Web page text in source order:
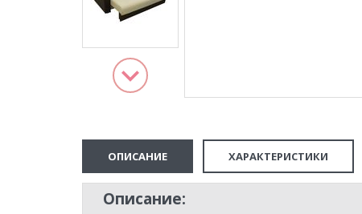
ОПИСАНИЕ ХАРАКТЕРИСТИКИ
Описание: